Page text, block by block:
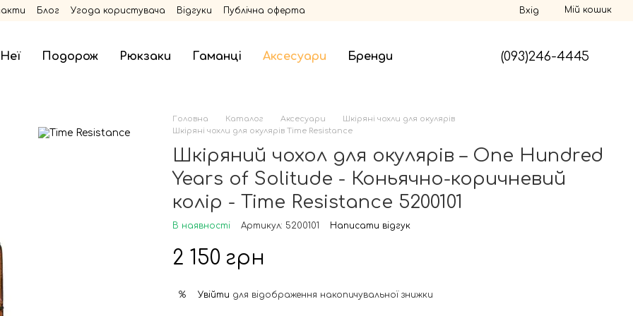
Блог Угода користувача Відгуки Публічна оферта Вхід Мій кошик
Подорож Рюкзаки Гаманці Аксесуари Бренди (093)246-4445
Головна Каталог Аксесуари
Шкіряні чохли для окулярів
Шкіряні чохли для окулярів Time Resistance
Шкіряний чохол для окулярів – One Hundred
Years of Solitude - Коньячно-коричневий
колір - Time Resistance 5200101
В наявності Артикул: 5200101 Написати відгук
2 150 грн
% Увійти для відображення накопичувальної знижки